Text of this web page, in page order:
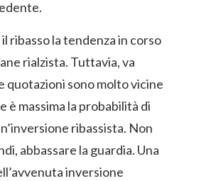
ribasso la tendenza in corso
rialzista. Tuttavia, va
quotazioni sono molto vicine
è massima la probabilità di
ribassista. Non
abbassare la guardia. Una
inversione